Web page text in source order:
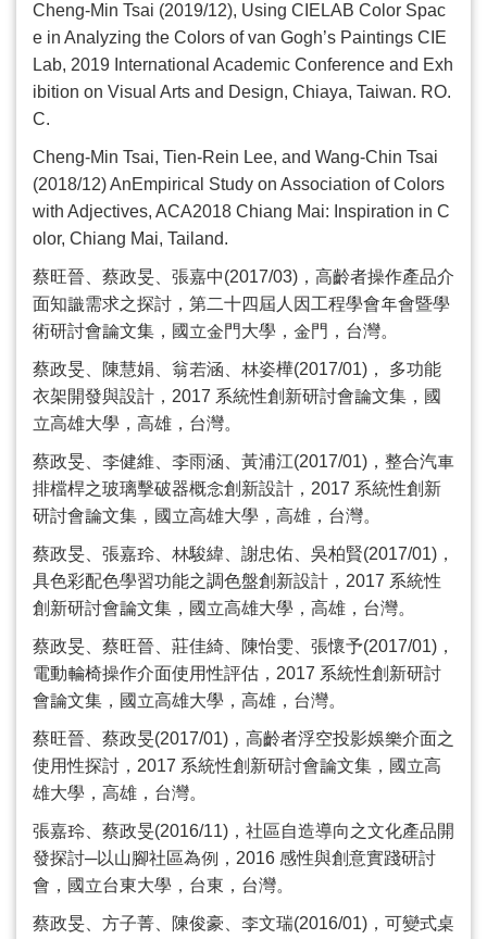
Cheng-Min Tsai (2019/12), Using CIELAB Color Spac
e in Analyzing the Colors of van Gogh’s Paintings CIE
Lab, 2019 International Academic Conference and Exh
ibition on Visual Arts and Design, Chiaya, Taiwan. RO.
C.
Cheng-Min Tsai, Tien-Rein Lee, and Wang-Chin Tsai
(2018/12) AnEmpirical Study on Association of Colors
with Adjectives, ACA2018 Chiang Mai: Inspiration in C
olor, Chiang Mai, Tailand.
蔡旺晉、蔡政旻、張嘉中(2017/03) ，高齡者操作產品介
面知識需求之探討，第二十四屆人因工程學會年會暨學
術研討會論文集，國立金門大學，金門，台灣。
蔡政旻、陳慧娟、翁若涵、林姿樺(2017/01) ， 多功能
衣架開發與設計， 2017 系統性創新研討會論文集，國
立高雄大學，高雄，台灣。
蔡政旻、李健維、李雨涵、黃浦江(2017/01) ，整合汽車
排檔桿之玻璃擊破器概念創新設計， 2017 系統性創新
研討會論文集，國立高雄大學，高雄，台灣。
蔡政旻、張嘉玲、林駿緯、謝忠佑、吳柏賢(2017/01) ，
具色彩配色學習功能之調色盤創新設計， 2017 系統性
創新研討會論文集，國立高雄大學，高雄，台灣。
蔡政旻、蔡旺晉、莊佳綺、陳怡雯、張懷予(2017/01) ，
電動輪椅操作介面使用性評估， 2017 系統性創新研討
會論文集，國立高雄大學，高雄，台灣。
蔡旺晉、蔡政旻(2017/01) ，高齡者浮空投影娛樂介面之
使用性探討， 2017 系統性創新研討會論文集，國立高
雄大學，高雄，台灣。
張嘉玲、蔡政旻(2016/11) ，社區自造導向之文化產品開
發探討─以山腳社區為例， 2016 感性與創意實踐研討
會，國立台東大學，台東，台灣。
蔡政旻、方子菁、陳俊豪、李文瑞(2016/01) ，可變式桌